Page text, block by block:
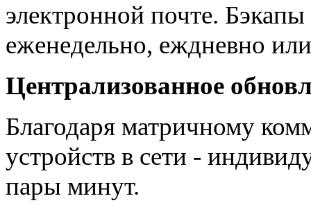
электронной почте.
еженедельно, еждневно
Централизованное
Благодаря матричному
устройств в сети -
пары минут.